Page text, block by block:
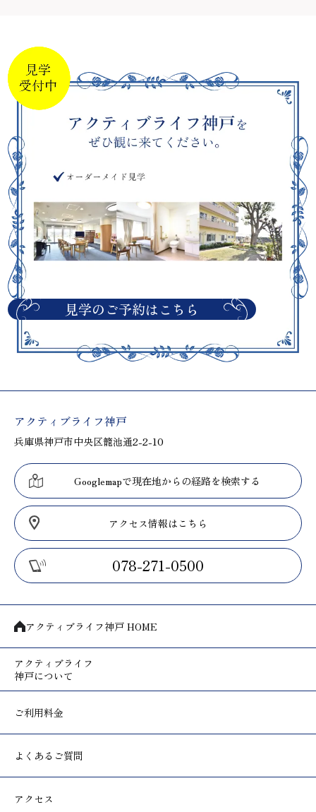
見学のご予約はこちら
アクティブライフ神戸
兵庫県神戸市中央区籠池通2-2-10
Googlemapで現在地からの経路を検索する
アクセス情報はこちら
078-271-0500
アクティブライフ神戸 HOME
アクティブライフ
神戸について
ご利用料金
よくあるご質問
アクセス